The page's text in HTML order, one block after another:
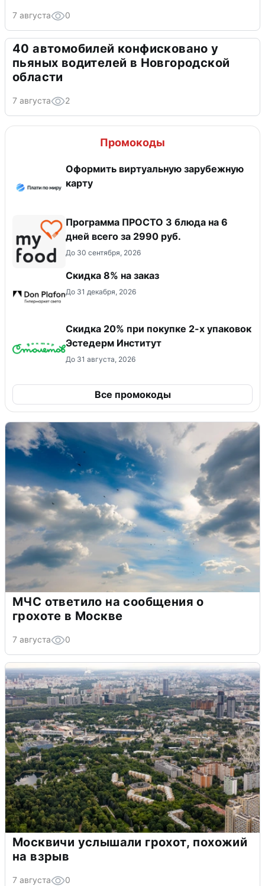
7 августа 0
40 автомобилей конфисковано у
пьяных водителей в Новгородской
области
7 августа 2
Промокоды
Оформить виртуальную зарубежную
карту
Программа ПРОСТО 3 блюда на 6
дней всего за 2990 руб.
До 30 сентября, 2026
Скидка 8% на заказ
До 31 декабря, 2026
Скидка 20% при покупке 2-х упаковок
Эстедерм Институт
До 31 августа, 2026
Все промокоды
МЧС ответило на сообщения о
грохоте в Москве
7 августа 0
Москвичи услышали грохот, похожий
на взрыв
7 августа 0